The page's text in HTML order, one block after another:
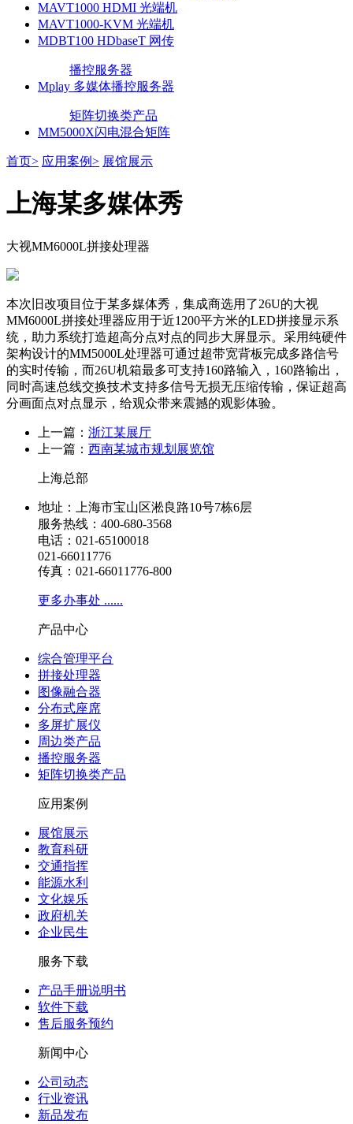
MAVT1000 HDMI 光端机
MAVT1000-KVM 光端机
MDBT100 HDbaseT 网传
播控服务器
Mplay 多媒体播控服务器
矩阵切换类产品
MM5000X闪电混合矩阵
首页> 应用案例> 展馆展示
上海某多媒体秀
大视MM6000L拼接处理器
本次旧改项目位于某多媒体秀，集成商选用了26U的大视
MM6000L拼接处理器应用于近1200平方米的LED拼接显示系
统，助力系统打造超高分点对点的同步大屏显示。采用纯硬件
架构设计的MM5000L处理器可通过超带宽背板完成多路信号
的实时传输，而26U机箱最多可支持160路输入， 160路输出，
同时高速总线交换技术支持多信号无损无压缩传输，保证超高
分画面点对点显示，给观众带来震撼的观影体验。
上一篇： 浙江某展厅
上一篇： 西南某城市规划展览馆
上海总部
地址：上海市宝山区淞良路10号7栋6层
服务热线：400-680-3568
电话：021-65100018
021-66011776
传真：021-66011776-800
更多办事处 ......
产品中心
综合管理平台
拼接处理器
图像融合器
分布式座席
多屏扩展仪
周边类产品
播控服务器
矩阵切换类产品
应用案例
展馆展示
教育科研
交通指挥
能源水利
文化娱乐
政府机关
企业民生
服务下载
产品手册说明书
软件下载
售后服务预约
新闻中心
公司动态
行业资讯
新品发布